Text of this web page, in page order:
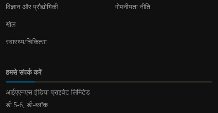
विज्ञान और प्रौद्योगिकी
खेल
स्वास्थ्य/चिकित्सा
गोपनीयता नीति
हमसे संपर्क करें
आईएएनएस इंडिया प्राइवेट लिमिटेड
डी 5-6, डी-ब्लॉक